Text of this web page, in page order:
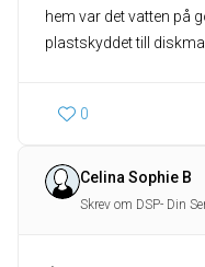
hem var det vatten på
plastskyddet till
0
Celina Sophie B
Skrev om DSP- Din